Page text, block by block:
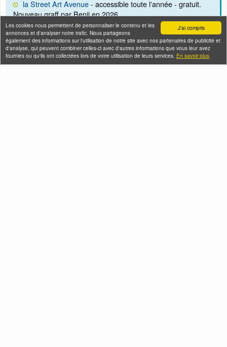
J'ai compris
Les cookies nous permettent de personnaliser le contenu et les
annonces et d'analyser notre trafic. Nous partageons
également des informations sur l'utilisation de notre site avec nos partenaires de publicité et
d'analyse, qui peuvent combiner celles-ci avec d'autres informations que vous leur avez
fournies ou qu'ils ont collectées lors de votre utilisation de leurs services. En savoir plus
la Street Art Avenue- accessible toute l'année - gratuit.
Nouveau graff par Benji en 2026
Liste desConventions à Paris: rencontre avec des
acteurs de séries
Liste dessalons professionnels au Bourget et à
Villepinte